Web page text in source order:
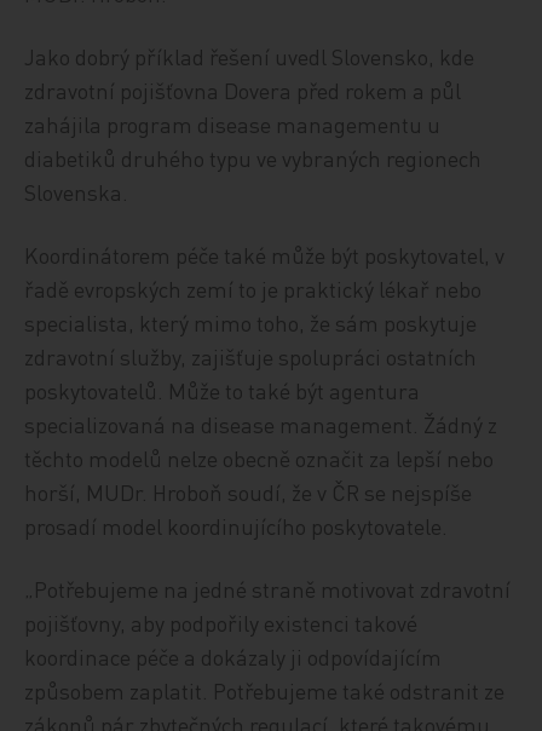
Jako dobrý příklad řešení uvedl Slovensko, kde
zdravotní pojišťovna Dovera před rokem a půl
zahájila program disease managementu u
diabetiků druhého typu ve vybraných regionech
Slovenska.
Koordinátorem péče také může být poskytovatel, v
řadě evropských zemí to je praktický lékař nebo
specialista, který mimo toho, že sám poskytuje
zdravotní služby, zajišťuje spolupráci ostatních
poskytovatelů. Může to také být agentura
specializovaná na disease management. Žádný z
těchto modelů nelze obecně označit za lepší nebo
horší, MUDr. Hroboň soudí, že v ČR se nejspíše
prosadí model koordinujícího poskytovatele.
„Potřebujeme na jedné straně motivovat zdravotní
pojišťovny, aby podpořily existenci takové
koordinace péče a dokázaly ji odpovídajícím
způsobem zaplatit. Potřebujeme také odstranit ze
zákonů pár zbytečných regulací, které takovému